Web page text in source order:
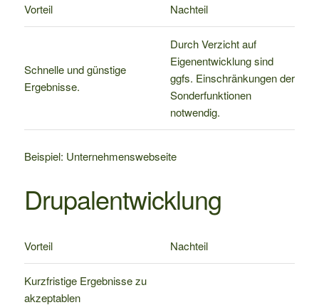
Vorteil Nachteil
Schnelle und günstige
Ergebnisse.
Durch Verzicht auf
Eigenentwicklung sind
ggfs. Einschränkungen der
Sonderfunktionen
notwendig.
Beispiel: Unternehmenswebseite
Drupalentwicklung
Vorteil Nachteil
Kurzfristige Ergebnisse zu
akzeptablen